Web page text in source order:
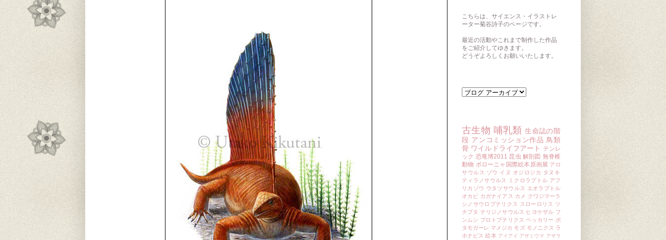
こちらは、サイエンス・イラストレ
ーター菊谷詩子のページです。
最近の活動やこれまで制作した作品
をご紹介してゆきます。
どうぞよろしくお願いいたします。
古生物 哺乳類 生命誌の階
段 アンコミッション作品 鳥類
骨 ワイルドライフアート
テンレ
ック 恐竜博2011 昆虫 解剖図 無脊椎
動物 ボローニャ国際絵本原画展 アロ
サウルス ゾウ イヌ オジロジカ
タヌキ
ティラノサウルス
ミクロラプトル アフ
リカゾウ ウタツサウルス
エオラプトル
オカピ カガナイアス カメ クワジマーラ
シノサウロプテリクス
スローロリス ツ
チブタ テリジノサウルス ヒヨケザル フ
ンムシ プロトプテリクス ペッカリー ポ
タモガーレ マメジカ モズ モノニクス ラ
ホナビス 絵本 アイアイ アザミウマ アザラ